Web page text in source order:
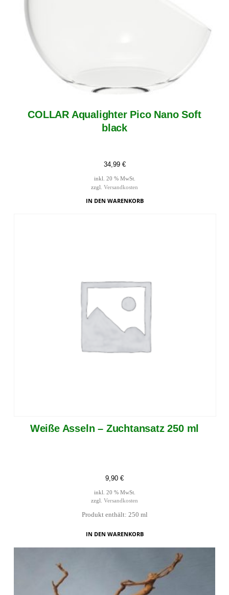
COLLAR Aqualighter Pico Nano Soft
black
34,99 €
inkl. 20 % MwSt.
zzgl. Versandkosten
IN DEN WARENKORB
Weiße Asseln – Zuchtansatz 250 ml
9,90 €
inkl. 20 % MwSt.
zzgl. Versandkosten
Produkt enthält: 250 ml
IN DEN WARENKORB